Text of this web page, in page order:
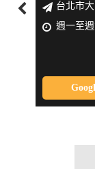
台北市
週一至